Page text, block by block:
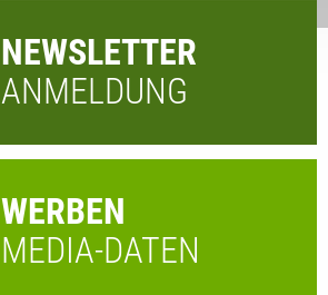
NEWSLETTER
ANMELDUNG
WERBEN
MEDIA-DATEN